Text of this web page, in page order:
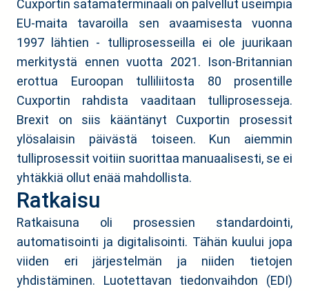
Cuxportin satamaterminaali on palvellut useimpia
EU-maita tavaroilla sen avaamisesta vuonna
1997 lähtien - tulliprosesseilla ei ole juurikaan
merkitystä ennen vuotta 2021. Ison-Britannian
erottua Euroopan tulliliitosta 80 prosentille
Cuxportin rahdista vaaditaan tulliprosesseja.
Brexit on siis kääntänyt Cuxportin prosessit
ylösalaisin päivästä toiseen. Kun aiemmin
tulliprosessit voitiin suorittaa manuaalisesti, se ei
yhtäkkiä ollut enää mahdollista.
Ratkaisu
Ratkaisuna oli prosessien standardointi,
automatisointi ja digitalisointi. Tähän kuului jopa
viiden eri järjestelmän ja niiden tietojen
yhdistäminen. Luotettavan tiedonvaihdon (EDI)